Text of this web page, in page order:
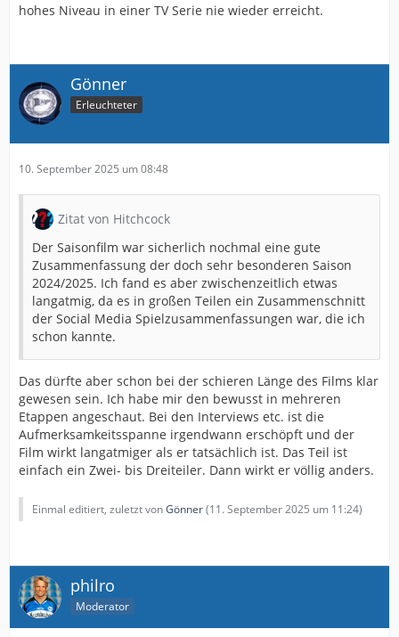
hohes Niveau in einer TV Serie nie wieder erreicht.
Gönner
Erleuchteter
10. September 2025 um 08:48
Zitat von Hitchcock
Der Saisonfilm war sicherlich nochmal eine gute
Zusammenfassung der doch sehr besonderen Saison
2024/2025. Ich fand es aber zwischenzeitlich etwas
langatmig, da es in großen Teilen ein Zusammenschnitt
der Social Media Spielzusammenfassungen war, die ich
schon kannte.
Das dürfte aber schon bei der schieren Länge des Films klar
gewesen sein. Ich habe mir den bewusst in mehreren
Etappen angeschaut. Bei den Interviews etc. ist die
Aufmerksamkeitsspanne irgendwann erschöpft und der
Film wirkt langatmiger als er tatsächlich ist. Das Teil ist
einfach ein Zwei- bis Dreiteiler. Dann wirkt er völlig anders.
Einmal editiert, zuletzt vonGönner(11. September 2025 um 11:24)
philro
Moderator